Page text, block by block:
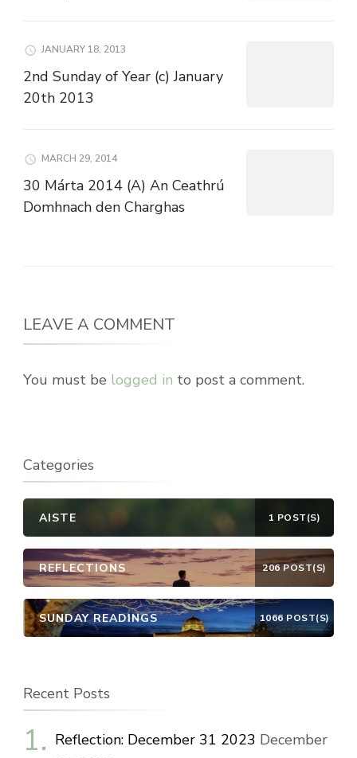
JANUARY 18, 2013
2nd Sunday of Year (c) January
20th 2013
MARCH 29, 2014
30 Márta 2014 (A) An Ceathrú
Domhnach den Charghas
LEAVE A COMMENT
You must be logged in to post a comment.
Categories
AISTE 1 POST(S)
REFLECTIONS 206 POST(S)
SUNDAY READINGS 1066 POST(S)
Recent Posts
Reflection: December 31 2023 December